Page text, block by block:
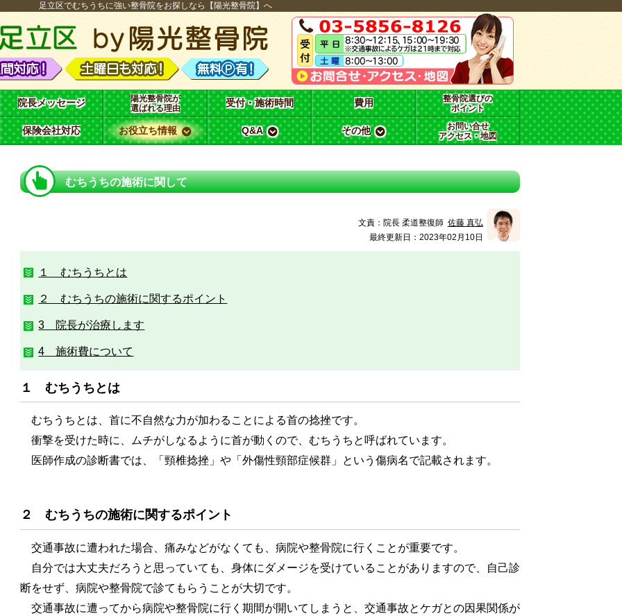
足立区でむちうちに強い整骨院をお探しなら【陽光整骨院】へ
院長メッセージ
陽光整骨院が
選ばれる理由
受付・施術時間 費用
整骨院選びの
ポイント
保険会社対応 お役立ち情報 Q&A その他
お問い合せ
アクセス・地図
むちうちの施術に関して
文責： 院長 柔道整復師 佐藤 真弘
最終更新日：2023年02月10日
１ むちうちとは
２ むちうちの施術に関するポイント
3 院長が治療します
4 施術費について
１ むちうちとは
むちうちとは、首に不自然な力が加わることによる首の捻挫です。
衝撃を受けた時に、ムチがしなるように首が動くので、むちうちと呼ばれています。
医師作成の診断書では、「頸椎捻挫」や「外傷性頸部症候群」という傷病名で記載されます。
２ むちうちの施術に関するポイント
交通事故に遭われた場合、痛みなどがなくても、病院や整骨院に行くことが重要です。
自分では大丈夫だろうと思っていても、身体にダメージを受けていることがありますので、自己診
断をせず、病院や整骨院で診てもらうことが大切です。
交通事故に遭ってから病院や整骨院に行く期間が開いてしまうと、交通事故とケガとの因果関係が